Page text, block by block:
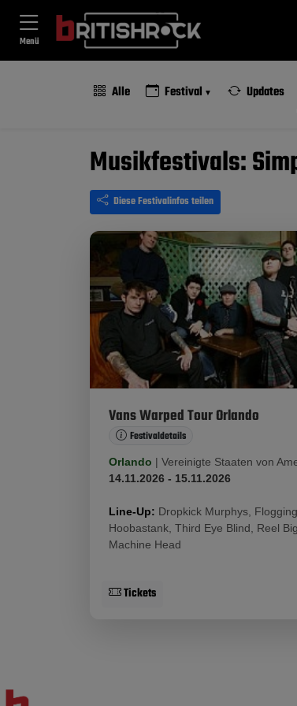
Menü
Alle Festival Updates
Musikfestivals:
Diese Festivalinfos teilen
Vans Warped Tour Orlando
Festivaldetails
Orlando | Vereinigte Staaten von
14.11.2026 - 15.11.2026
Line-Up: Dropkick Murphys,
Hoobastank, Third Eye Blind, Reel
Machine Head
Tickets